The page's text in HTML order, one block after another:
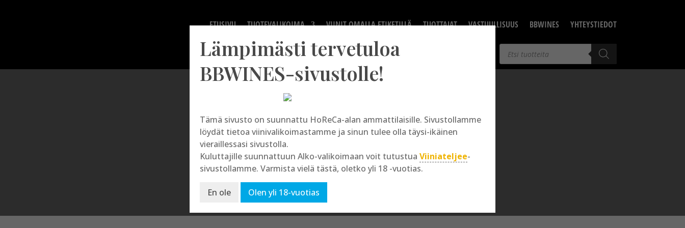
ETUSIVU TUOTEVALIKOIMA VIINIT OMALLA ETIKETILLÄ TUOTTAJAT VASTUULLISUUS BBWINES YHTEYSTIEDOT
Products
search
Blanc de Noir
Lämpimästi tervetuloa
BBWINES-sivustolle!
Tämä sivusto on suunnattu HoReCa-alan ammattilaisille. Sivustollamme
löydät tietoa viinivalikoimastamme ja sinun tulee olla täysi-ikäinen
vieraillessasi sivustolla.
Kuluttajille suunnattuun Alko-valikoimaan voit tutustua Viiniateljee-
sivustollamme. Varmista vielä tästä, oletko yli 18 -vuotias.
En ole Olen yli 18-vuotias